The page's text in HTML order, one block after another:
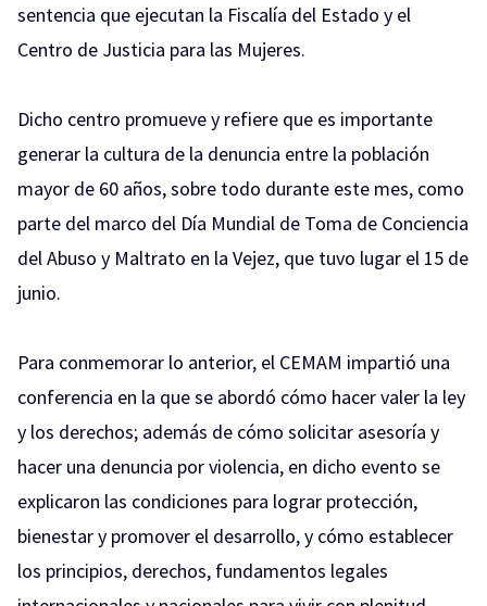
sentencia que ejecutan la Fiscalía del Estado y el
Centro de Justicia para las Mujeres.
Dicho centro promueve y refiere que es importante
generar la cultura de la denuncia entre la población
mayor de 60 años, sobre todo durante este mes, como
parte del marco del Día Mundial de Toma de Conciencia
del Abuso y Maltrato en la Vejez, que tuvo lugar el 15 de
junio.
Para conmemorar lo anterior, el CEMAM impartió una
conferencia en la que se abordó cómo hacer valer la ley
y los derechos; además de cómo solicitar asesoría y
hacer una denuncia por violencia, en dicho evento se
explicaron las condiciones para lograr protección,
bienestar y promover el desarrollo, y cómo establecer
los principios, derechos, fundamentos legales